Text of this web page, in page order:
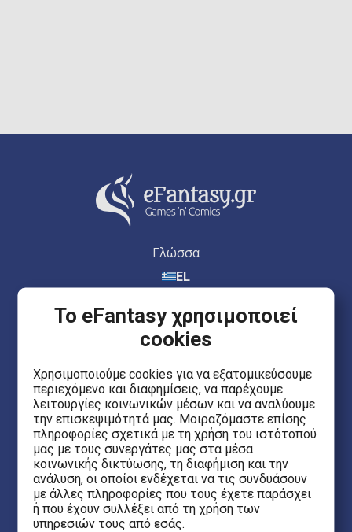
Γλώσσα
EL
eFantasy.gr Games 'n' Comics
Ερμού 55, Κέντρο
Θεσσαλονίκη 54623
Έβανς 5
Ηράκλειο Κρήτης 71201
Το eFantasy χρησιμοποιεί
cookies
Χρησιμοποιούμε cookies για να εξατομικεύσουμε
περιεχόμενο και διαφημίσεις, να παρέχουμε
λειτουργίες κοινωνικών μέσων και να αναλύουμε
την επισκεψιμότητά μας. Μοιραζόμαστε επίσης
πληροφορίες σχετικά με τη χρήση του ιστότοπού
μας με τους συνεργάτες μας στα μέσα
κοινωνικής δικτύωσης, τη διαφήμιση και την
ανάλυση, οι οποίοι ενδέχεται να τις συνδυάσουν
με άλλες πληροφορίες που τους έχετε παράσχει
ή που έχουν συλλέξει από τη χρήση των
υπηρεσιών τους από εσάς.